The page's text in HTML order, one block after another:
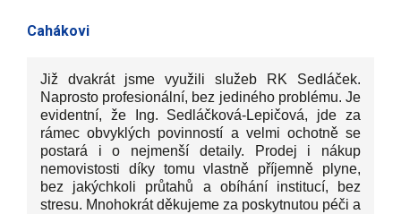
Cahákovi
Již dvakrát jsme využili služeb RK Sedláček.
Naprosto profesionální, bez jediného problému. Je
evidentní, že Ing. Sedláčková-Lepičová, jde za
rámec obvyklých povinností a velmi ochotně se
postará i o nejmenší detaily. Prodej i nákup
nemovistosti díky tomu vlastně příjemně plyne,
bez jakýchkoli průtahů a obíhání institucí, bez
stresu. Mnohokrát děkujeme za poskytnutou péči a